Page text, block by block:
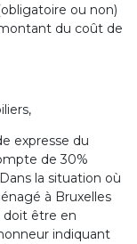
ou non)
du coût de
expresse du
de 30%
la situation où
à Bruxelles
doit être en
indiquant